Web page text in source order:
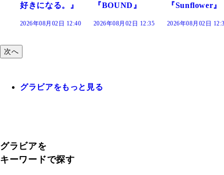
『BOUND』
2026年08月02日 12:35
『Sunflower』
2026年08月02日 12:30
だまり』
2026年08月02日
次へ
グラビアをもっと見る
グラビアを
キーワードで探す